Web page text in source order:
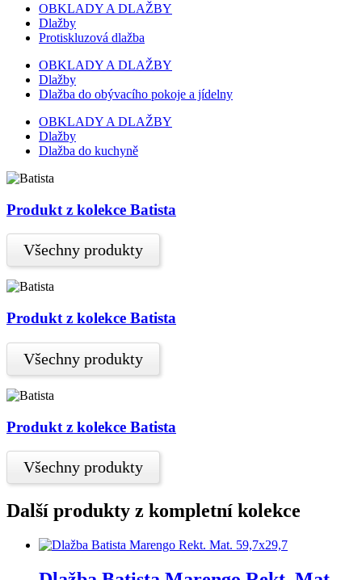
OBKLADY A DLAŽBY
Dlažby
Protiskluzová dlažba
OBKLADY A DLAŽBY
Dlažby
Dlažba do obývacího pokoje a jídelny
OBKLADY A DLAŽBY
Dlažby
Dlažba do kuchyně
Produkt z kolekce Batista
Všechny produkty
Produkt z kolekce Batista
Všechny produkty
Produkt z kolekce Batista
Všechny produkty
Další produkty z kompletní kolekce